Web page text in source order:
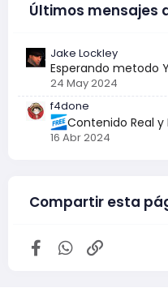
Sábado a las 15:44
Jake Lockley ha
Últimos mensajes
Jake Lockley
Esperando metodo
24 May 2024
f4done
Contenido Real y
16 Abr 2024
Compartir esta
FacebookWhatsApp